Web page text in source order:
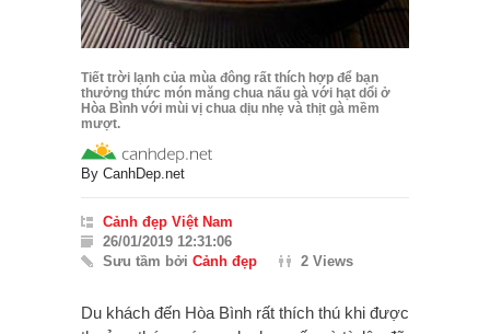
Tiết trời lạnh của mùa đông rất thích hợp để bạn
thưởng thức món măng chua nấu gà với hạt dổi ở
Hòa Bình với mùi vị chua dịu nhẹ và thịt gà mềm
mượt.
By CanhDep.net
Cảnh đẹp Việt Nam
26/01/2019 12:31:06
Sưu tầm bởi Cảnh đẹp 2 Views
Du khách đến Hòa Bình rất thích thú khi được